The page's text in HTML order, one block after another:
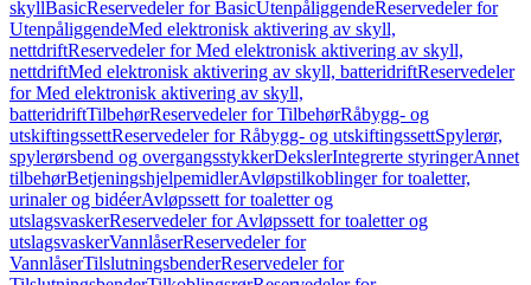
skyllBasicReservedeler for BasicUtenpåliggendeReservedeler for
UtenpåliggendeMed elektronisk aktivering av skyll,
nettdriftReservedeler for Med elektronisk aktivering av skyll,
nettdriftMed elektronisk aktivering av skyll, batteridriftReservedeler
for Med elektronisk aktivering av skyll,
batteridriftTilbehørReservedeler for TilbehørRåbygg- og
utskiftingssettReservedeler for Råbygg- og utskiftingssettSpylerør,
spylerørsbend og overgangsstykkerDekslerIntegrerte styringerAnnet
tilbehørBetjeningshjelpemidlerAvløpstilkoblinger for toaletter,
urinaler og bidéerAvløpssett for toaletter og
utslagsvaskerReservedeler for Avløpssett for toaletter og
utslagsvaskerVannlåserReservedeler for
VannlåserTilslutningsbenderReservedeler for